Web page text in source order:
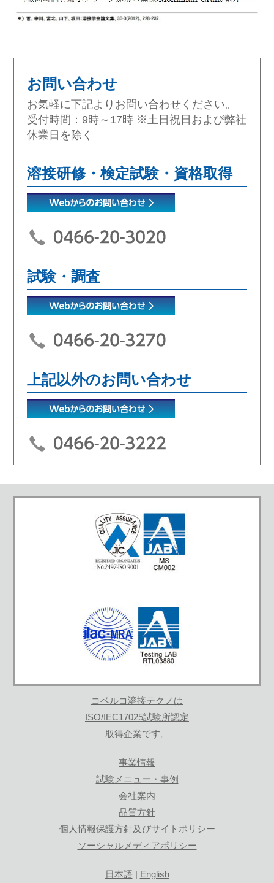
お問い合わせ
お気軽に下記よりお問い合わせください。
受付時間：9時～17時 ※土日祝日および弊社
休業日を除く
溶接研修・検定試験・資格取得
試験・調査
上記以外のお問い合わせ
コベルコ溶接テクノは
ISO/IEC17025試験所認定
取得企業です。
事業情報
試験メニュー・事例
会社案内
品質方針
個人情報保護方針及びサイトポリシー
ソーシャルメディアポリシー
日本語| English